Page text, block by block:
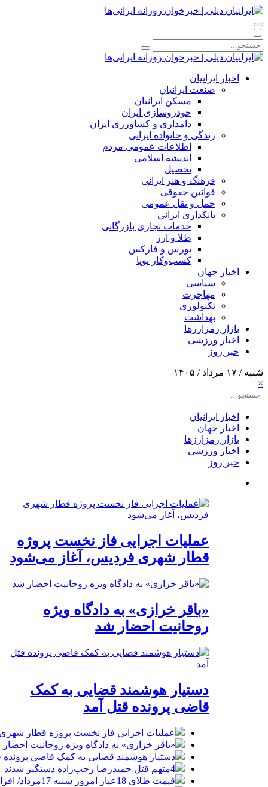
اخبار ایرانیان
صنعت ایرانیان
مسکن ایرانیان
خودروسازی ایران
دامداری و کشاورزی ایران
زندگی و خانواده ایرانی
اطلاعات عمومی مردم
اندیشه اسلامی
تحصیل
فرهنگ و هنر ایرانی
قوانین حقوقی
حمل و نقل عمومی
بانکداری ایرانی
خدمات تجاری بازرگانی
طلا و ارز
بورس و فارکس
کسب‌وکار نوپا
اخبار جهان
سیاسی
مهاجرت
تکنولوژی
بهداشت
بازار رمزارزها
اخبار ورزشی
خبر روز
شنبه / ۱۷ مرداد / ۱۴۰۵
×
اخبار ایرانیان
اخبار جهان
بازار رمزارزها
اخبار ورزشی
خبر روز
عملیات اجرایی فاز نخست پروژه
قطار شهری فردیس، آغاز می‌شود
«باقر خرازی» به دادگاه ویژه
روحانیت احضار شد
دستیار هوشمند قضایی به کمک
قاضی پرونده قتل آمد
عملیات اجرایی فاز نخست پروژه قطار
«باقر خرازی» به دادگاه ویژه روحانیت
دستیار هوشمند قضایی به کمک قاضی پرونده
4متهم قتل حمیدرضا رجب‌زاده دستگیر شدند
قیمت طلای 18عیار امروز شنبه 17مرداد/ افزایش قیمت + جدول و جزئیات